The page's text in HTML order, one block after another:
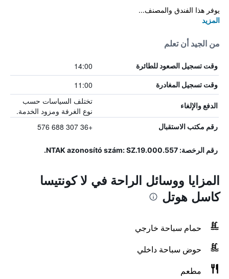
يوفر هذا الفندق والمصنف...
المزيد
من الجيد أن تعلم
وقت تسجيل الصعود للطائرة 14:00
وقت تسجيل المغادرة 11:00
الدفع والإلغاء
تختلف السياسات حسب
نوع الغرفة ومزود الخدمة.
رقم مكتب الاستقبال +36 307 688 576
رقم الرخصة: NTAK azonosító szám: SZ.19.000.557.
المزايا ووسائل الراحة في لا كونتيسا
كاسل هوتل
حمام سباحة خارجي
حوض سباحة داخلي
مطعم